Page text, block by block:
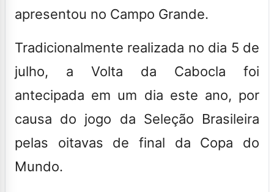
apresentou no Campo Grande.
Tradicionalmente realizada no dia 5 de
julho, a Volta da Cabocla foi
antecipada em um dia este ano, por
causa do jogo da Seleção Brasileira
pelas oitavas de final da Copa do
Mundo.